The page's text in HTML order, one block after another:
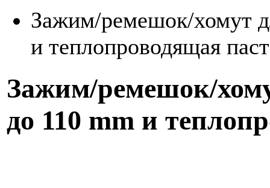
Зажим/ремешок/хомут
и теплопроводящая
Зажим/ремешок/
до 110 mm и